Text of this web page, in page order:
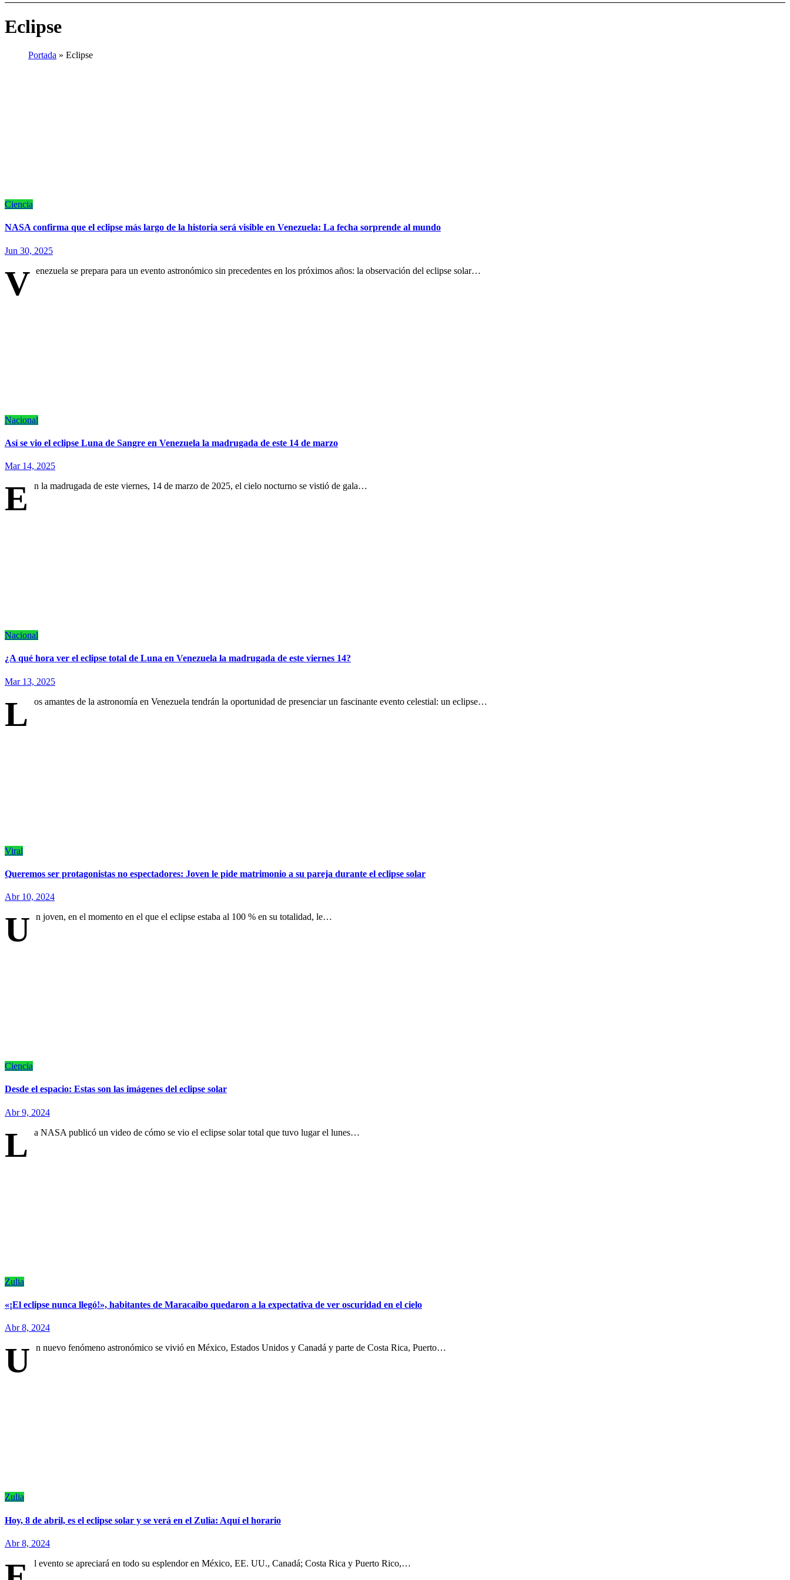
Eclipse
Portada » Eclipse
Ciencia
NASA confirma que el eclipse más largo de la historia será visible en Venezuela: La fecha sorprende al mundo
Jun 30, 2025
V enezuela se prepara para un evento astronómico sin precedentes en los próximos años: la observación del eclipse solar…
Nacional
Así se vio el eclipse Luna de Sangre en Venezuela la madrugada de este 14 de marzo
Mar 14, 2025
E n la madrugada de este viernes, 14 de marzo de 2025, el cielo nocturno se vistió de gala…
Nacional
¿A qué hora ver el eclipse total de Luna en Venezuela la madrugada de este viernes 14?
Mar 13, 2025
L os amantes de la astronomía en Venezuela tendrán la oportunidad de presenciar un fascinante evento celestial: un eclipse…
Viral
Queremos ser protagonistas no espectadores: Joven le pide matrimonio a su pareja durante el eclipse solar
Abr 10, 2024
U n joven, en el momento en el que el eclipse estaba al 100 % en su totalidad, le…
Ciencia
Desde el espacio: Estas son las imágenes del eclipse solar
Abr 9, 2024
L a NASA publicó un video de cómo se vio el eclipse solar total que tuvo lugar el lunes…
Zulia
«¡El eclipse nunca llegó!», habitantes de Maracaibo quedaron a la expectativa de ver oscuridad en el cielo
Abr 8, 2024
U n nuevo fenómeno astronómico se vivió en México, Estados Unidos y Canadá y parte de Costa Rica, Puerto…
Zulia
Hoy, 8 de abril, es el eclipse solar y se verá en el Zulia: Aquí el horario
Abr 8, 2024
l evento se apreciará en todo su esplendor en México, EE. UU., Canadá; Costa Rica y Puerto Rico,…